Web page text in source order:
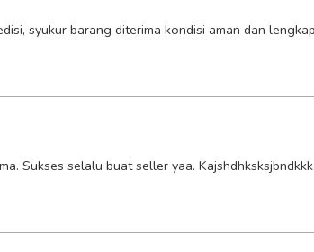
syukur barang diterima kondisi aman dan
Sukses selalu buat seller yaa.